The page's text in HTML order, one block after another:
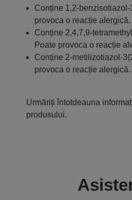
Conține 1,2-
provoca o reacție alergică.
Conține 2,4,7,9-
Poate provoca o reacție
Conține 2-metilizotiazol-
provoca o reacție alergică.
Urmăriți întotdeauna
produsului.